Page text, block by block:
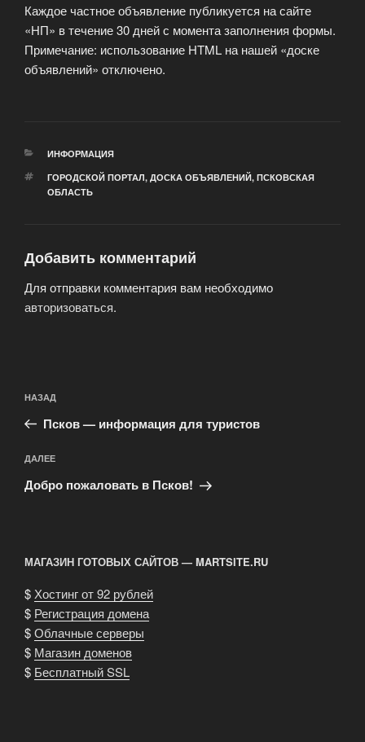
Каждое частное объявление публикуется на сайте
«НП» в течение 30 дней с момента заполнения формы.
Примечание: использование HTML на нашей «доске
объявлений» отключено.
РУБРИКИ
ИНФОРМАЦИЯ
МЕТКИ
ГОРОДСКОЙ ПОРТАЛ, ДОСКА ОБЪЯВЛЕНИЙ, ПСКОВСКАЯ
ОБЛАСТЬ
Добавить комментарий
Для отправки комментария вам необходимо
авторизоваться.
по
записям
Предыдущая
запись:
НАЗАД
Псков — информация для туристов
Следующая
запись
ДАЛЕЕ
Добро пожаловать в Псков!
МАГАЗИН ГОТОВЫХ САЙТОВ — MARTSITE.RU
$ Хостинг от 92 рублей
$ Регистрация домена
$Облачные серверы
$ Магазин доменов
$ Бесплатный SSL